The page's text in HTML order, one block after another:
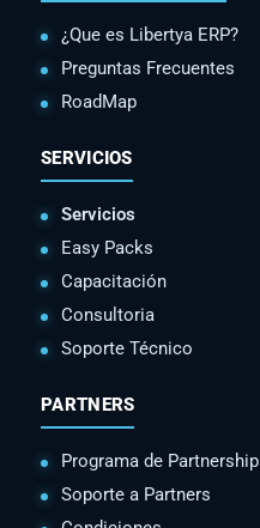
¿Que es Libertya ERP?
Preguntas Frecuentes
RoadMap
SERVICIOS
Servicios
Easy Packs
Capacitación
Consultoria
Soporte Técnico
PARTNERS
Programa de Partnership
Soporte a Partners